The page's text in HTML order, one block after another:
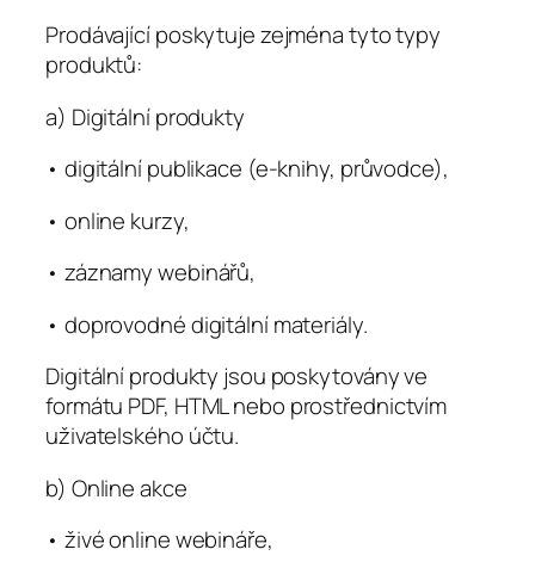
Prodávající poskytuje zejména tyto typy
produktů:
a) Digitální produkty
• digitální publikace (e-knihy, průvodce),
• online kurzy,
• záznamy webinářů,
• doprovodné digitální materiály.
Digitální produkty jsou poskytovány ve
formátu PDF, HTML nebo prostřednictvím
uživatelského účtu.
b) Online akce
• živé online webináře,